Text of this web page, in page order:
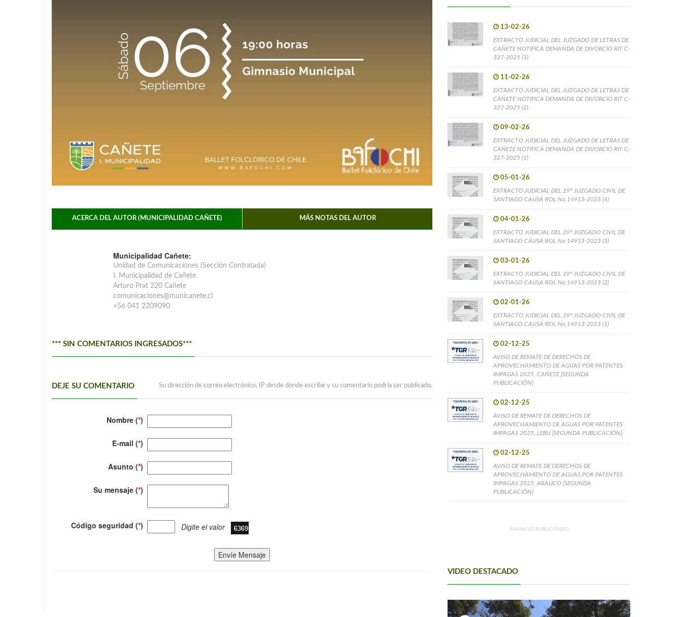
ACERCA DEL AUTOR (MUNICIPALIDAD CAÑETE) MÁS NOTAS DEL AUTOR
Municipalidad Cañete:
Unidad de Comunicaciones (Sección Contratada)
I. Municipalidad de Cañete
Arturo Prat 220 Cañete
comunicaciones@municanete.cl
+56 041 2209090
*** SIN COMENTARIOS INGRESADOS***
DEJE SU COMENTARIO Su dirección de correo electrónico, IP desde donde escribe y su comentario podría ser publicado.
Nombre (*)
E-mail (*)
Asunto (*)
Su mensaje (*)
Código seguridad (*) Digite el valor
Envíe Mensaje
13-02-26
EXTRACTO JUDICIAL DEL JUZGADO DE LETRAS DE
CAÑETE NOTIFICA DEMANDA DE DIVORCIO RIT C-
327-2025 (3)
11-02-26
EXTRACTO JUDICIAL DEL JUZGADO DE LETRAS DE
CAÑETE NOTIFICA DEMANDA DE DIVORCIO RIT C-
327-2025 (2)
09-02-26
EXTRACTO JUDICIAL DEL JUZGADO DE LETRAS DE
CAÑETE NOTIFICA DEMANDA DE DIVORCIO RIT C-
327-2025 (1)
05-01-26
EXTRACTO JUDICIAL DEL 29° JUZGADO CIVIL DE
SANTIAGO CAUSA ROL No.14913-2023 (4)
04-01-26
EXTRACTO JUDICIAL DEL 29° JUZGADO CIVIL DE
SANTIAGO CAUSA ROL No.14913-2023 (3)
03-01-26
EXTRACTO JUDICIAL DEL 29° JUZGADO CIVIL DE
SANTIAGO CAUSA ROL No.14913-2023 (2)
02-01-26
EXTRACTO JUDICIAL DEL 29° JUZGADO CIVIL DE
SANTIAGO CAUSA ROL No.14913-2023 (1)
02-12-25
AVISO DE REMATE DE DERECHOS DE
APROVECHAMIENTO DE AGUAS POR PATENTES
IMPAGAS 2025, CAÑETE [SEGUNDA
PUBLICACIÓN]
02-12-25
AVISO DE REMATE DE DERECHOS DE
APROVECHAMIENTO DE AGUAS POR PATENTES
IMPAGAS 2025, LEBU [SEGUNDA PUBLICACIÓN]
02-12-25
AVISO DE REMATE DE DERECHOS DE
APROVECHAMIENTO DE AGUAS POR PATENTES
IMPAGAS 2025, ARAUCO [SEGUNDA
PUBLICACIÓN]
ANUNCIO PUBLICITARIO
VIDEO DESTACADO